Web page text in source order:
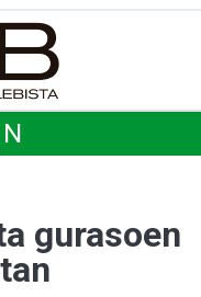
gurasoen